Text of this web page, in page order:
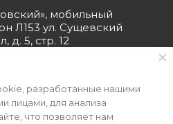
мобильный
Л153 ул. Сущевский
д. 5, стр. 12
разработанные нашими
лицами, для анализа
что позволяет нам